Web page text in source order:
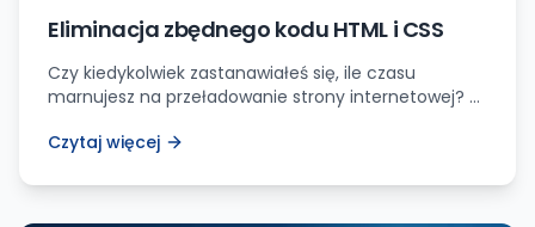
Eliminacja zbędnego kodu HTML i CSS
Czy kiedykolwiek zastanawiałeś się, ile czasu
marnujesz na przeładowanie strony internetowej? A
niepotrzebnego kodu HTML i CSS? Przygotuj się, bo
i błyskawicznie działającej witryny. Jako ktoś, kto od
Czytaj więcej